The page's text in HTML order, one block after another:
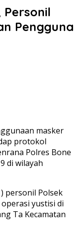
Personil
Pengguna
masker
protokol
Polres Bone
di wilayah
personil Polsek
yustisi di
Ta Kecamatan